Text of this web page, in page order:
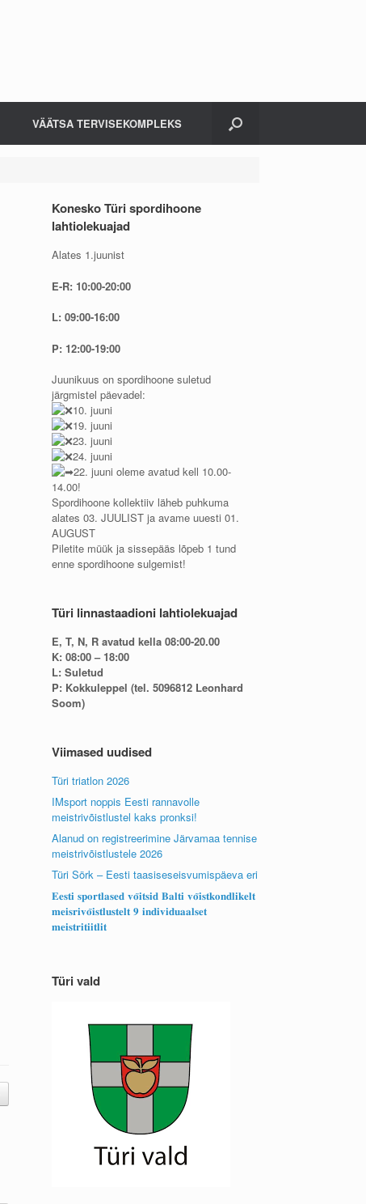
VÄÄTSA TERVISEKOMPLEKS
Konesko Türi spordihoone
lahtiolekuajad
Alates 1.juunist
E-R: 10:00-20:00
L: 09:00-16:00
P: 12:00-19:00
Juunikuus on spordihoone suletud
järgmistel päevadel:
10. juuni
19. juuni
23. juuni
24. juuni
22. juuni oleme avatud kell 10.00-
14.00!
Spordihoone kollektiiv läheb puhkuma
alates 03. JUULIST ja avame uuesti 01.
AUGUST
Piletite müük ja sissepääs lõpeb 1 tund
enne spordihoone sulgemist!
Türi linnastaadioni lahtiolekuajad
E, T, N, R avatud kella 08:00-20.00
K: 08:00 – 18:00
L: Suletud
P: Kokkuleppel (tel. 5096812 Leonhard
Soom)
Viimased uudised
Türi triatlon 2026
IMsport noppis Eesti rannavolle
meistrivõistlustel kaks pronksi!
Alanud on registreerimine Järvamaa tennise
meistrivõistlustele 2026
Türi Sörk – Eesti taasiseseisvumispäeva eri
𝐄𝐞𝐬𝐭𝐢 𝐬𝐩𝐨𝐫𝐭𝐥𝐚𝐬𝐞𝐝 𝐯𝐨̃𝐢𝐭𝐬𝐢𝐝 𝐁𝐚𝐥𝐭𝐢 𝐯𝐨̃𝐢𝐬𝐭𝐤𝐨𝐧𝐝𝐥𝐢𝐤𝐞𝐥𝐭
𝐦𝐞𝐢𝐬𝐫𝐢𝐯𝐨̃𝐢𝐬𝐭𝐥𝐮𝐬𝐭𝐞𝐥𝐭 𝟗 𝐢𝐧𝐝𝐢𝐯𝐢𝐝𝐮𝐚𝐚𝐥𝐬𝐞𝐭
𝐦𝐞𝐢𝐬𝐭𝐫𝐢𝐭𝐢𝐢𝐭𝐥𝐢𝐭
Türi vald